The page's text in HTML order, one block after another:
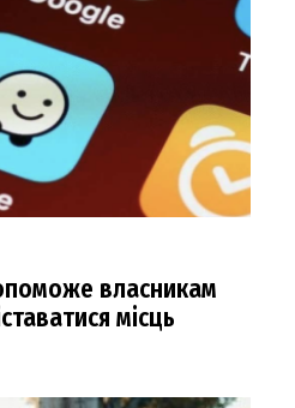
власникам
місць